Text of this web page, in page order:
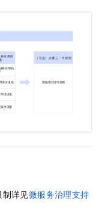
制详见微服务治理支持